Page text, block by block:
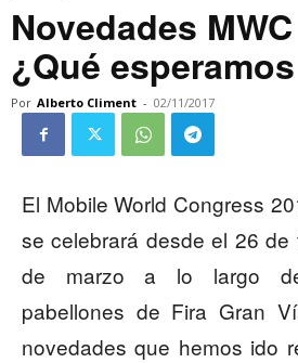
Novedades
¿Qué
Por Alberto Climent - 02/11/2017
El Mobile World Congress
se celebrará desde el 26 de
de marzo a lo largo
pabellones de Fira Gran
novedades que hemos ido